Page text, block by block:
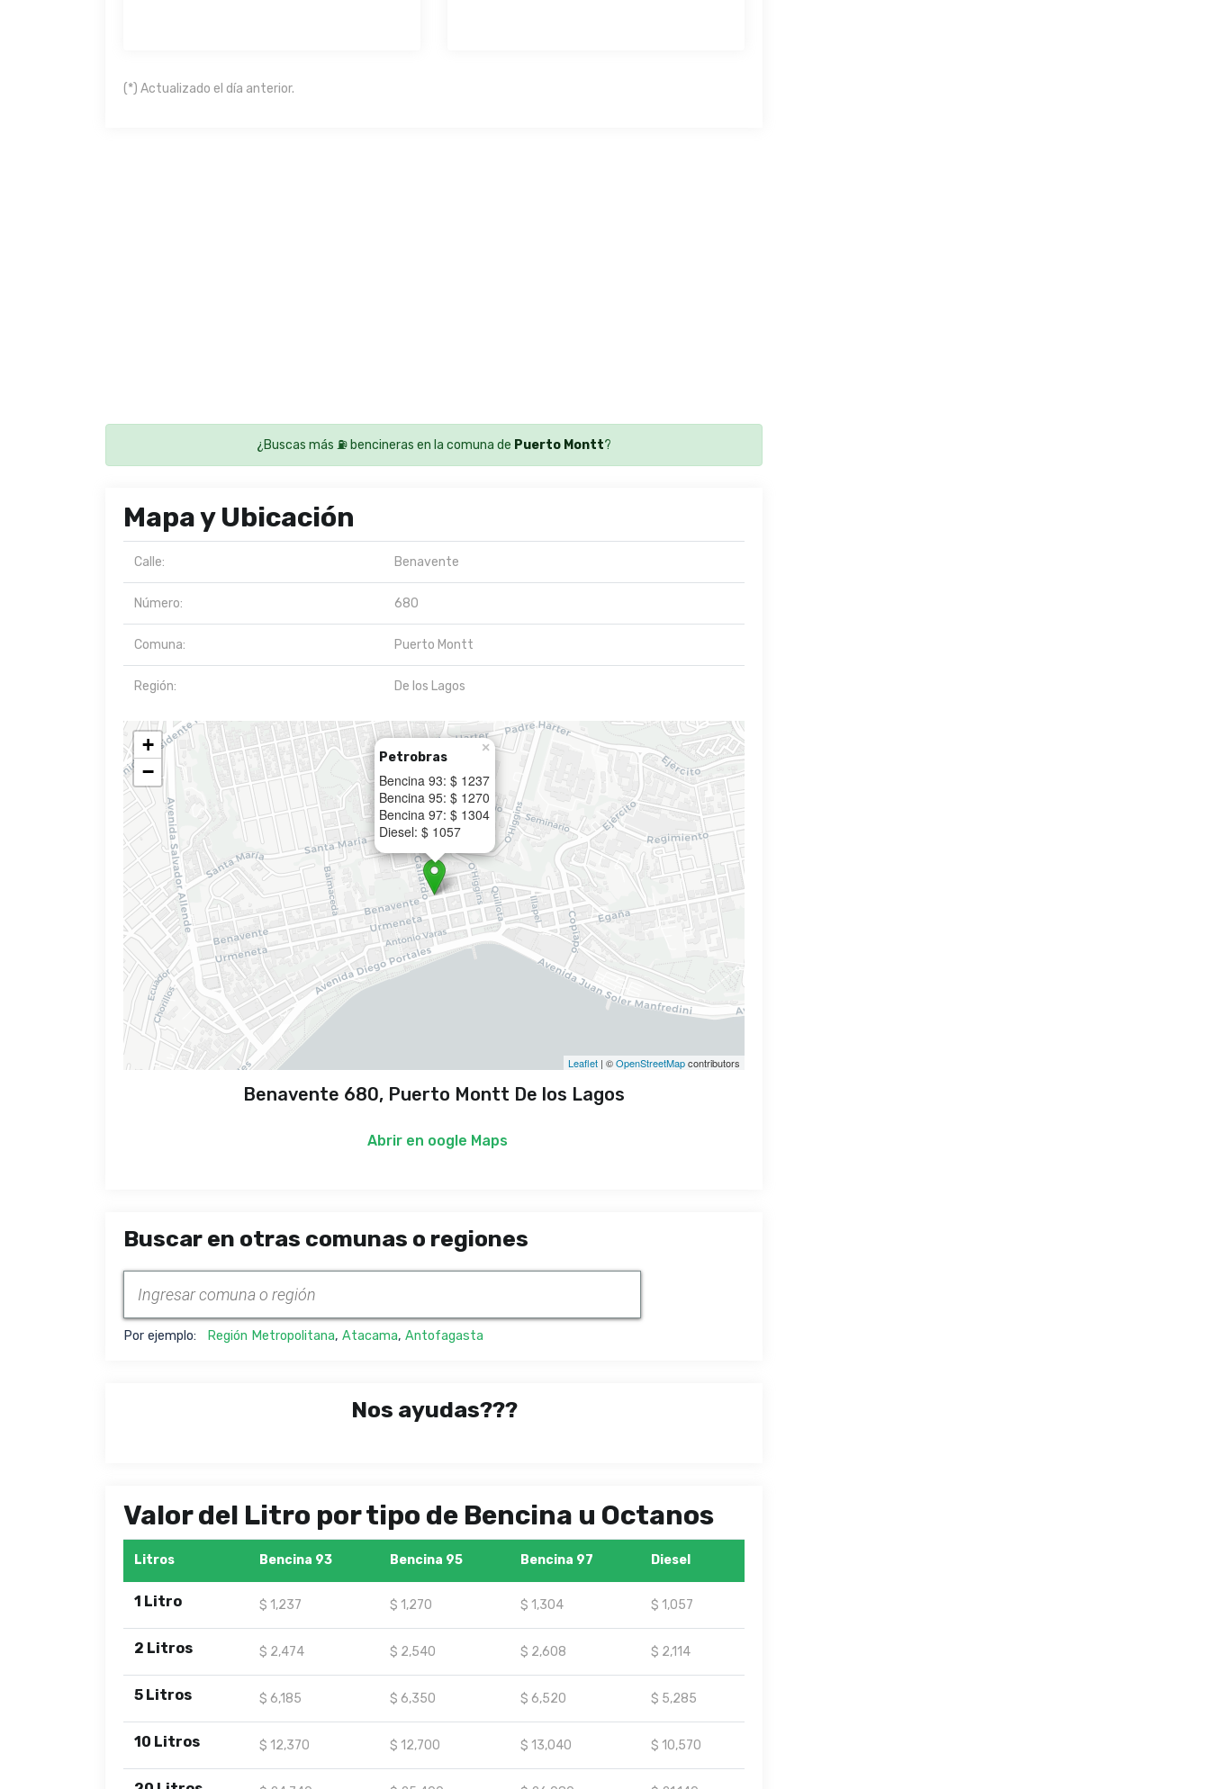
(*) Actualizado el día anterior.
¿Buscas más ⛽ bencineras en la comuna de Puerto Montt?
Mapa y Ubicación
Calle: Benavente
Número: 680
Comuna: Puerto Montt
Región: De los Lagos
Petrobras
Bencina 93: $ 1237
Bencina 95: $ 1270
Bencina 97: $ 1304
Diesel: $ 1057
×
+
−
Leaflet | ©OpenStreetMapcontributors
Benavente 680, Puerto Montt De los Lagos
Abrir en oogle Maps
Buscar en otras comunas o regiones
Por ejemplo: Región Metropolitana, Atacama, Antofagasta
Nos ayudas???
Valor del Litro por tipo de Bencina u Octanos
Litros Bencina 93 Bencina 95 Bencina 97 Diesel
1 Litro $ 1,237 $ 1,270 $ 1,304 $ 1,057
2 Litros $ 2,474 $ 2,540 $ 2,608 $ 2,114
5 Litros $ 6,185 $ 6,350 $ 6,520 $ 5,285
10 Litros $ 12,370 $ 12,700 $ 13,040 $ 10,570